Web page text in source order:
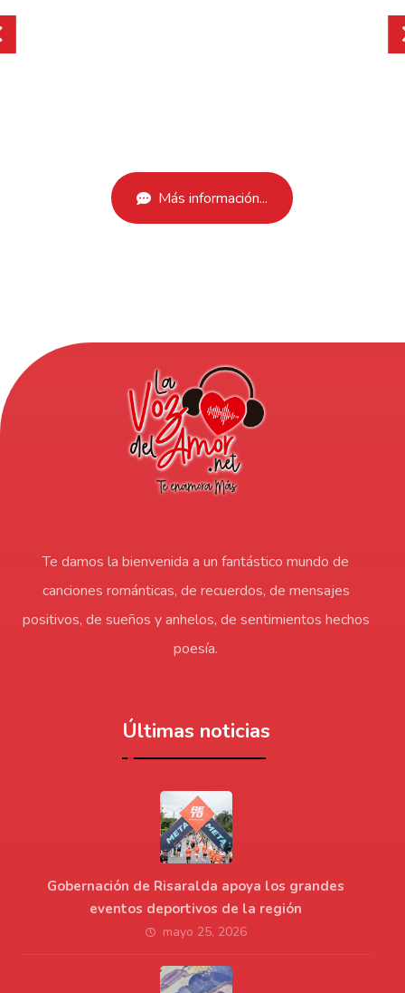
Más información...
Te damos la bienvenida a un fantástico mundo de
canciones románticas, de recuerdos, de mensajes
positivos, de sueños y anhelos, de sentimientos hechos
poesía.
Últimas noticias
Gobernación de Risaralda apoya los grandes
eventos deportivos de la región
mayo 25, 2026